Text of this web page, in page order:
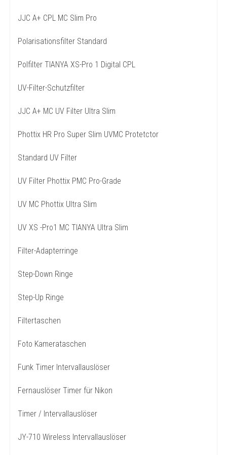
JJC A+ CPL MC Slim Pro
Polarisationsfilter Standard
Polfilter TIANYA XS-Pro 1 Digital CPL
UV-Filter-Schutzfilter
JJC A+ MC UV Filter Ultra Slim
Phottix HR Pro Super Slim UVMC Protetctor
Standard UV Filter
UV Filter Phottix PMC Pro-Grade
UV MC Phottix Ultra Slim
UV XS -Pro1 MC TIANYA Ultra Slim
Filter-Adapterringe
Step-Down Ringe
Step-Up Ringe
Filtertaschen
Foto Kamerataschen
Funk Timer Intervallauslöser
Fernauslöser Timer für Nikon
Timer / Intervallauslöser
JY-710 Wireless Intervallauslöser